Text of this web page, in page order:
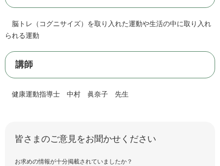
脳トレ（コグニサイズ）を取り入れた運動や生活の中に取り入れ
られる運動
講師
健康運動指導士 中村 眞奈子 先生
皆さまのご意見をお聞かせください
お求めの情報が十分掲載されていましたか？